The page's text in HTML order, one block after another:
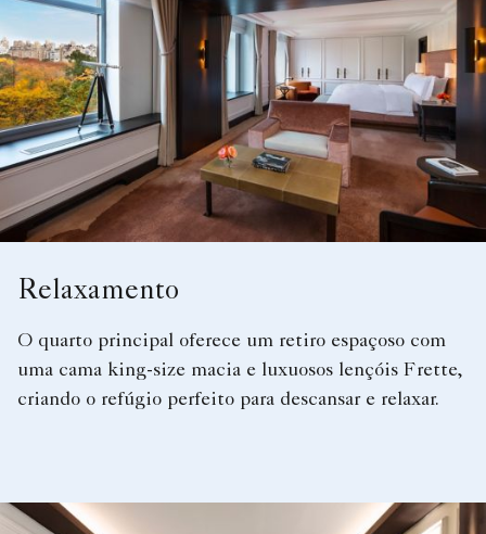
Relaxamento
O quarto principal oferece um retiro espaçoso com
uma cama king-size macia e luxuosos lençóis Frette,
criando o refúgio perfeito para descansar e relaxar.